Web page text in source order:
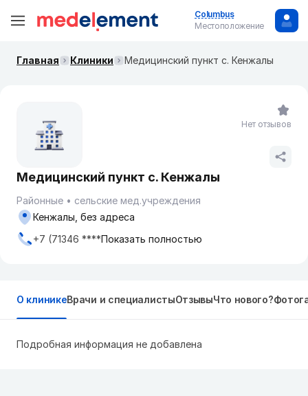
Columbus
Местоположение
Главная Клиники Медицинский пункт с. Кенжалы
Медицинский пункт с. Кенжалы
Районные
сельские мед.учреждения
Кенжалы, без адреса
+7 (71346 ****Показать полностью
Нет отзывов
О клиникеВрачи и специалистыОтзывыЧто нового?
Подробная информация не добавлена